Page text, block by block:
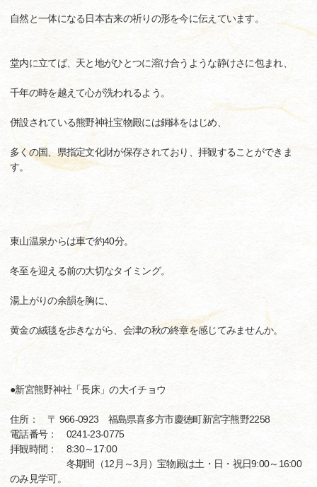
自然と一体になる日本古来の祈りの形を今に伝えています。
堂内に立てば、天と地がひとつに溶け合うような静けさに包まれ、
千年の時を越えて心が洗われるよう。
併設されている熊野神社宝物殿には銅鉢をはじめ、
多くの国、県指定文化財が保存されており、拝観することができま
す。
東山温泉からは車で約40分。
冬至を迎える前の大切なタイミング。
湯上がりの余韻を胸に、
黄金の絨毯を歩きながら、会津の秋の終章を感じてみませんか。
●新宮熊野神社「長床」の大イチョウ
住所： 〒 966-0923 福島県喜多方市慶徳町新宮字熊野2258
電話番号： 0241-23-0775
拝観時間： 8:30～17:00
冬期間（12月～3月）宝物殿は土・日・祝日9:00～16:00
のみ見学可。